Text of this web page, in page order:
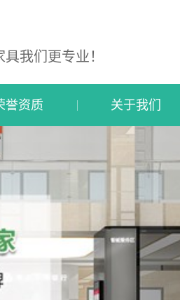
我们更专业！
誉资质 关于我们